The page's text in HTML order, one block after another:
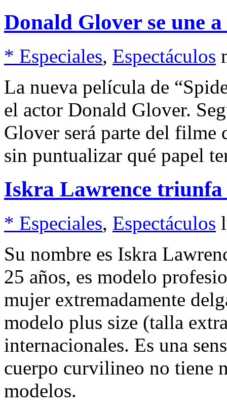
Donald Glover se une
* Especiales, Espectáculos
La nueva película de
el actor Donald Glover.
Glover será parte del filme
sin puntualizar qué papel
Iskra Lawrence triunfa
* Especiales, Espectáculos
Su nombre es Iskra
25 años, es modelo
mujer extremadamente
modelo plus size (talla
internacionales. Es una
cuerpo curvilineo no tiene
modelos.